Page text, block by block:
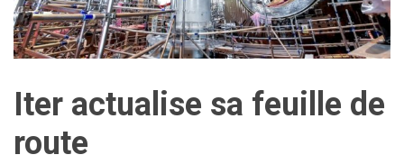
Iter actualise sa feuille de
route